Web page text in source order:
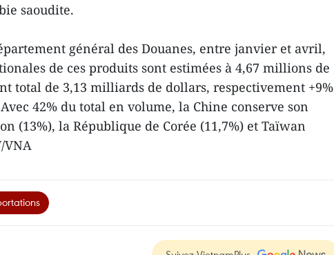
saoudite.
général des Douanes, entre janvier et avril,
de ces produits sont estimées à 4,67 millions de
total de 3,13 milliards de dollars, respectivement +9%
42% du total en volume, la Chine conserve son
(13%), la République de Corée (11,7%) et Taïwan
VNA